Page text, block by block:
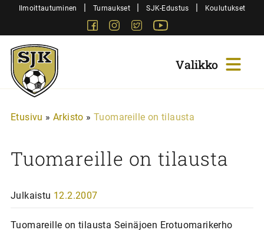
SiirryIlmoittautuminen | Turnaukset | SJK-Edustus | Koulutukset
FacebookInstagram
Twitter
Sjk-
Juniorit
Etusivu » Arkisto » Tuomareille on tilausta
Tuomareille on tilausta
Julkaistu 12.2.2007
Tuomareille on tilausta Seinäjoen Erotuomarikerho